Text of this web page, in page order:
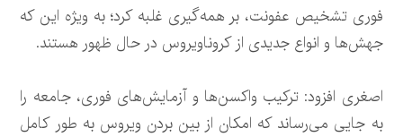
فوری تشخیص عفونت، بر همه‌گیری غلبه کرد؛ به ویژه این که
جهش‌ها و انواع جدیدی از کروناویروس در حال ظهور هستند.
اصغری افزود: ترکیب واکسن‌ها و آزمایش‌های فوری، جامعه را
به جایی می‌رساند که امکان از بین بردن ویروس به طور کامل